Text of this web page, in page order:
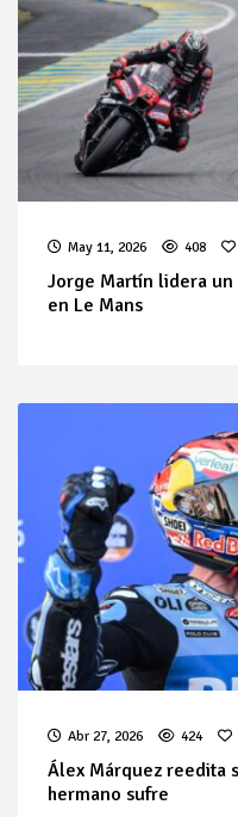
May 11, 2026 408
Jorge Martín lidera
en Le Mans
Abr 27, 2026 424
Álex Márquez reedita
hermano sufre